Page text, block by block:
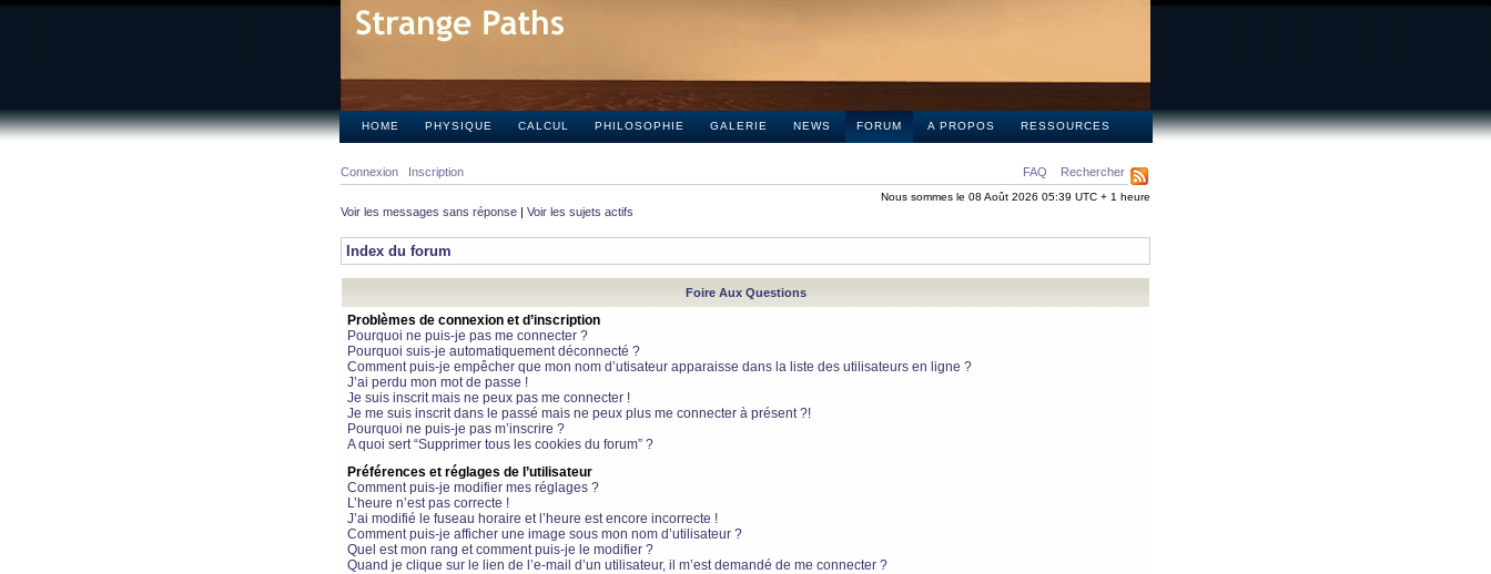
HOME PHYSIQUE CALCUL PHILOSOPHIE GALERIE NEWS FORUM A PROPOS RESSOURCES
FAQ Rechercher
Connexion Inscription
Nous sommes le 08 Août 2026 05:39 UTC + 1 heure
Voir les messages sans réponse | Voir les sujets actifs
Index du forum
Foire Aux Questions
Problèmes de connexion et d’inscription
Pourquoi ne puis-je pas me connecter ?
Pourquoi suis-je automatiquement déconnecté ?
Comment puis-je empêcher que mon nom d’utisateur apparaisse dans la liste des utilisateurs en ligne ?
J’ai perdu mon mot de passe !
Je suis inscrit mais ne peux pas me connecter !
Je me suis inscrit dans le passé mais ne peux plus me connecter à présent ?!
Pourquoi ne puis-je pas m’inscrire ?
A quoi sert “Supprimer tous les cookies du forum” ?
Préférences et réglages de l’utilisateur
Comment puis-je modifier mes réglages ?
L’heure n’est pas correcte !
J’ai modifié le fuseau horaire et l’heure est encore incorrecte !
Comment puis-je afficher une image sous mon nom d’utilisateur ?
Quel est mon rang et comment puis-je le modifier ?
Quand je clique sur le lien de l’e-mail d’un utilisateur, il m’est demandé de me connecter ?